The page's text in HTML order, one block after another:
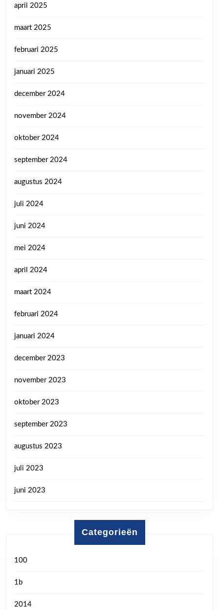
april 2025
maart 2025
februari 2025
januari 2025
december 2024
november 2024
oktober 2024
september 2024
augustus 2024
juli 2024
juni 2024
mei 2024
april 2024
maart 2024
februari 2024
januari 2024
december 2023
november 2023
oktober 2023
september 2023
augustus 2023
juli 2023
juni 2023
Categorieën
100
1b
2014